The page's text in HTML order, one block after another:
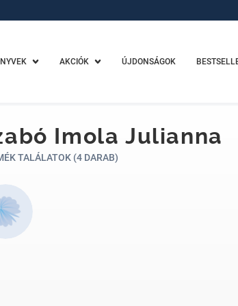
AKCIÓK ÚJDONSÁGOK
Imola Julianna
TALÁLATOK (4 DARAB)